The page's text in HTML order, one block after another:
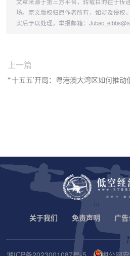
场。原文版权归原作者所有，如涉及侵权
实后予以处理，举报邮箱：
上一篇
"‘十五五’开局：粤港澳大湾区如何推
关于我们 免责声明 广